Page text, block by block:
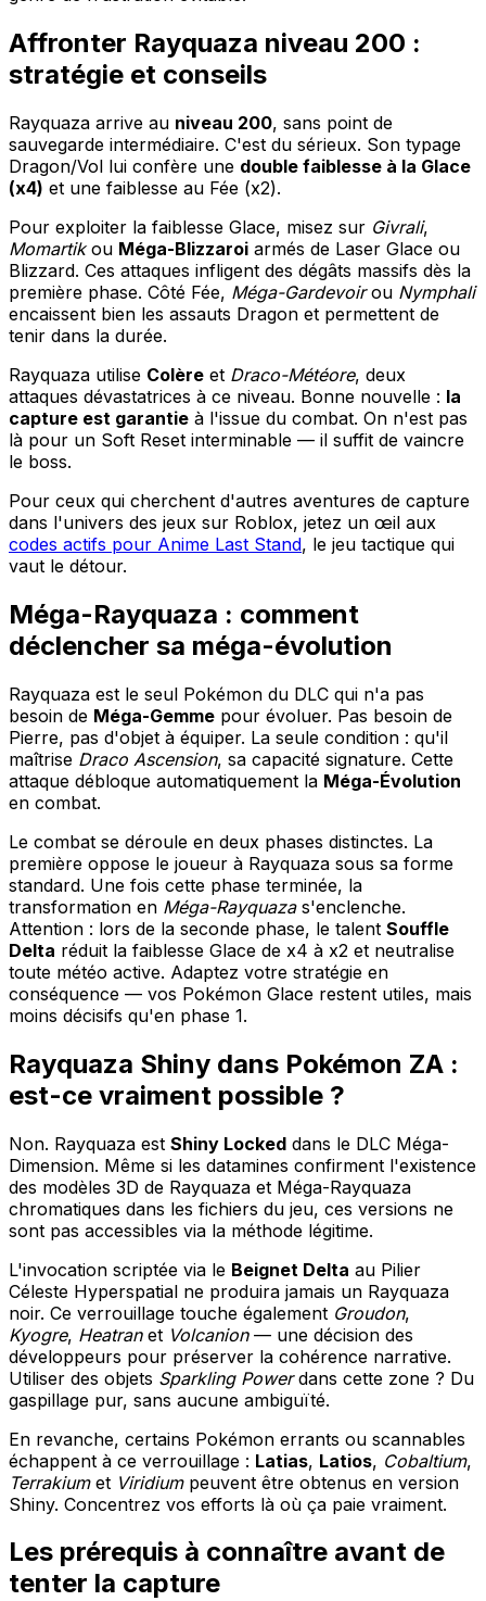
Affronter Rayquaza niveau 200 :
stratégie et conseils
Rayquaza arrive au niveau 200, sans point de
sauvegarde intermédiaire. C'est du sérieux. Son typage
Dragon/Vol lui confère une double faiblesse à la Glace
(x4) et une faiblesse au Fée (x2).
Pour exploiter la faiblesse Glace, misez sur Givrali,
Momartikou Méga-Blizzaroi armés de Laser Glace ou
Blizzard. Ces attaques infligent des dégâts massifs dès la
première phase. Côté Fée, Méga-Gardevoirou Nymphali
encaissent bien les assauts Dragon et permettent de
tenir dans la durée.
Rayquaza utilise Colère et Draco-Météore, deux
attaques dévastatrices à ce niveau. Bonne nouvelle : la
capture est garantie à l'issue du combat. On n'est pas
là pour un Soft Reset interminable — il suffit de vaincre
le boss.
Pour ceux qui cherchent d'autres aventures de capture
dans l'univers des jeux sur Roblox, jetez un œil aux
codes actifs pour Anime Last Stand, le jeu tactique qui
vaut le détour.
Méga-Rayquaza : comment
déclencher sa méga-évolution
Rayquaza est le seul Pokémon du DLC qui n'a pas
besoin de Méga-Gemme pour évoluer. Pas besoin de
Pierre, pas d'objet à équiper. La seule condition : qu'il
maîtrise Draco Ascension, sa capacité signature. Cette
attaque débloque automatiquement la Méga-Évolution
en combat.
Le combat se déroule en deux phases distinctes. La
première oppose le joueur à Rayquaza sous sa forme
standard. Une fois cette phase terminée, la
transformation en Méga-Rayquazas'enclenche.
Attention : lors de la seconde phase, le talent Souffle
Delta réduit la faiblesse Glace de x4 à x2 et neutralise
toute météo active. Adaptez votre stratégie en
conséquence — vos Pokémon Glace restent utiles, mais
moins décisifs qu'en phase 1.
Rayquaza Shiny dans Pokémon ZA :
est-ce vraiment possible ?
Non. Rayquaza est Shiny Locked dans le DLC Méga-
Dimension. Même si les datamines confirment l'existence
des modèles 3D de Rayquaza et Méga-Rayquaza
chromatiques dans les fichiers du jeu, ces versions ne
sont pas accessibles via la méthode légitime.
L'invocation scriptée via le Beignet Delta au Pilier
Céleste Hyperspatial ne produira jamais un Rayquaza
noir. Ce verrouillage touche également Groudon,
Kyogre, Heatranet Volcanion— une décision des
développeurs pour préserver la cohérence narrative.
Utiliser des objets Sparkling Powerdans cette zone ? Du
gaspillage pur, sans aucune ambiguïté.
En revanche, certains Pokémon errants ou scannables
échappent à ce verrouillage : Latias, Latios, Cobaltium,
Terrakiumet Viridiumpeuvent être obtenus en version
Shiny. Concentrez vos efforts là où ça paie vraiment.
Les prérequis à connaître avant de
tenter la capture